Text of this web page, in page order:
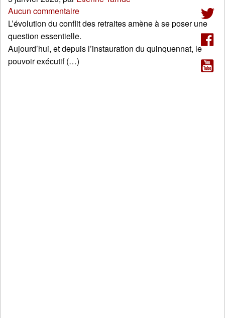
Aucun commentaire
L’évolution du conflit des retraites amène à se poser une
question essentielle.
Aujourd’hui, et depuis l’instauration du quinquennat, le
pouvoir exécutif (…)